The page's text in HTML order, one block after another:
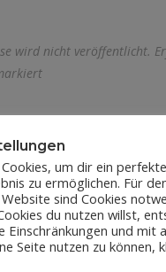
wird nicht veröffentlicht.
um dir ein
zu ermöglichen. Für
sind Cookies
du nutzen willst,
Einschränkungen und mit
Seite nutzen zu können,